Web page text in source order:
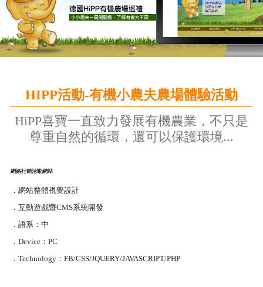
HIPP活動-有機小農夫農場體驗活動
HiPP喜寶一直致力發展有機農業，不只是
尊重自然的循環，還可以保護環境...
網路行銷活動網站
．網站整體視覺設計
．互動遊戲暨CMS系統開發
．語系：中
．Device：PC
．Technology：FB/CSS/JQUERY/JAVASCRIPT/PHP